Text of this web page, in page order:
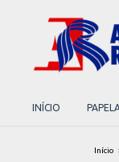
INÍCIO
Início